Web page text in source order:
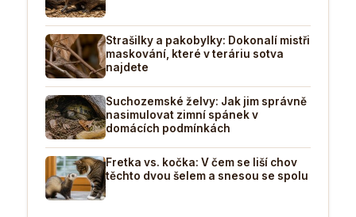
Strašilky a pakobylky: Dokonalí mistři
maskování, které v teráriu sotva
najdete
Suchozemské želvy: Jak jim správně
nasimulovat zimní spánek v
domácích podmínkách
Fretka vs. kočka: V čem se liší chov
těchto dvou šelem a snesou se spolu